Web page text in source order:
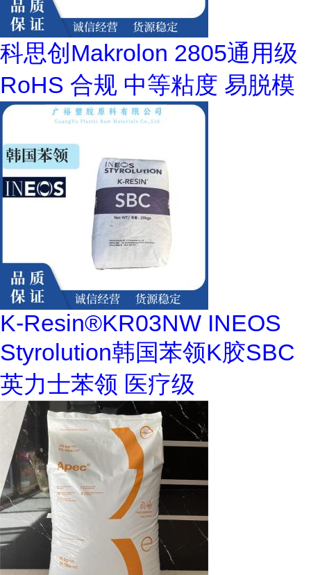
科思创Makrolon 2805通用级
RoHS 合规 中等粘度 易脱模
K-Resin®KR03NW INEOS
Styrolution韩国苯领K胶SBC
英力士苯领 医疗级